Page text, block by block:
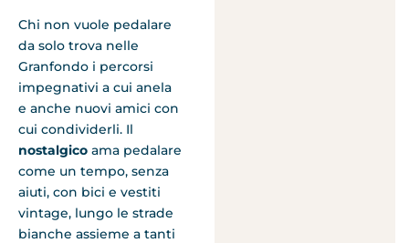
Chi non vuole pedalare
da solo trova nelle
Granfondo i percorsi
impegnativi a cui anela
e anche nuovi amici con
cui condividerli. Il
nostalgico ama pedalare
come un tempo, senza
aiuti, con bici e vestiti
vintage, lungo le strade
bianche assieme a tanti